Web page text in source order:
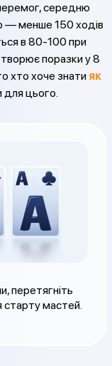
середню
— менше 150 ходів
в 80-100 при
поразки у 8
хто хоче знати як
для цього.
перетягніть
мастей.